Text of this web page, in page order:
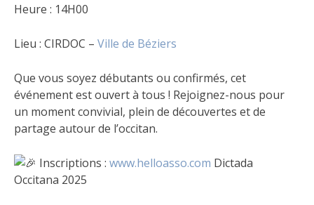
Heure : 14H00
Lieu : CIRDOC – Ville de Béziers
Que vous soyez débutants ou confirmés, cet
événement est ouvert à tous ! Rejoignez-nous pour
un moment convivial, plein de découvertes et de
partage autour de l’occitan.
Inscriptions : www.helloasso.com Dictada
Occitana 2025